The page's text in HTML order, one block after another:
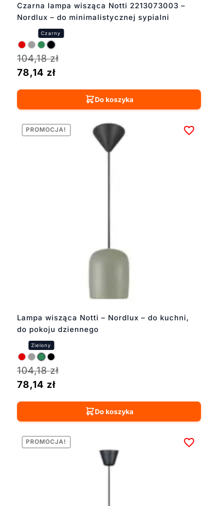
Czarna lampa wisząca Notti 2213073003 –
Nordlux – do minimalistycznej sypialni
104,18zł
78,14 zł
Do koszyka
Lampa wisząca Notti – Nordlux – do kuchni,
do pokoju dziennego
PROMOCJA!
104,18zł
78,14 zł
Do koszyka
PROMOCJA!